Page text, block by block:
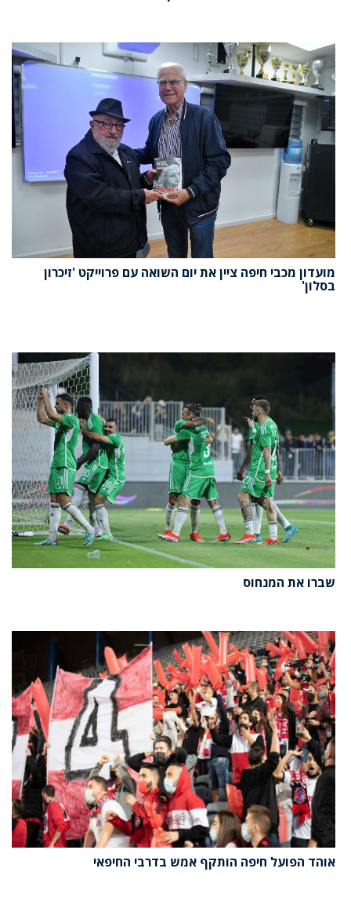
מועדון מכבי חיפה ציין את יום השואה עם פרוייקט 'זיכרון
בסלון'
שברו את המנחוס
אוהד הפועל חיפה הותקף אמש בדרבי החיפאי